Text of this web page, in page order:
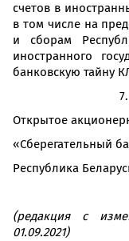
счетов в
в том числе на
и сборам
иностранного
банковскую тайну
Открытое
«Сберегательный
Республика
(редакция с
01.09.2021)